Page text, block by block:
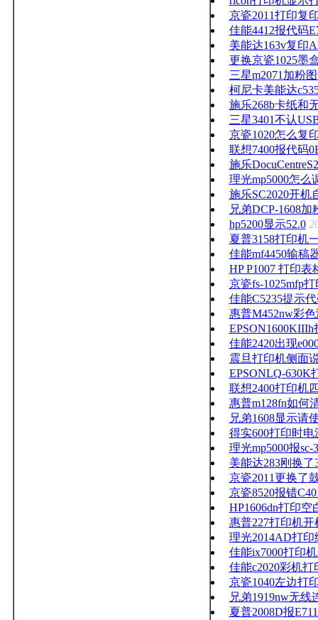
京瓷2011打印复
佳能4412报代码
美能达163v复印
更换京瓷1025墨
三星m2071加粉
柯尼卡美能达
施乐268b卡纸和
三星3401不认
京瓷1020怎么复
联想7400报代码
施乐
理光mp5000怎么
施乐SC2020开
兄弟DCP-1608
hp5200显示52.0
夏普3158打印机
佳能mf4450输稿
HP P1007 打印
京瓷fs-1025mfp
佳能C5235提示
惠普M452nw彩
佳能2420出现
震旦打印机侧面
EPSONLQ-630K
联想2400打印机
惠普m128fn如何
兄弟1608显示请
得实600打印时
理光mp5000报sc-
美能达283刚换
京瓷2011更换了
京瓷8520报错
HP1606dn打印
惠普227打印机
理光2014AD打
佳能ix7000打印
佳能c2020彩机打
京瓷1040左边打
兄弟1919nw无线
夏普2008D报